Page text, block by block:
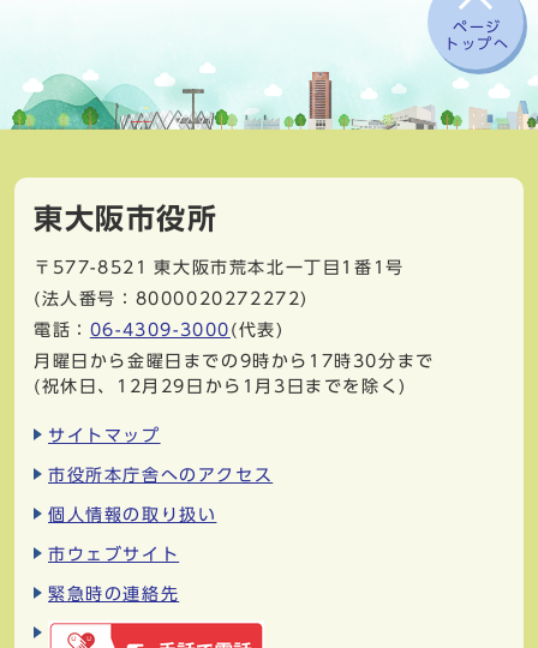
ページ
トップへ
東大阪市役所
〒577-8521
東大阪市荒本北一丁目1番1号
(法人番号：8000020272272)
電話： 06-4309-3000 (代表)
月曜日から金曜日までの9時から17時30分まで
(祝休日、12月29日から1月3日までを除く)
サイトマップ
市役所本庁舎へのアクセス
個人情報の取り扱い
市ウェブサイト
緊急時の連絡先